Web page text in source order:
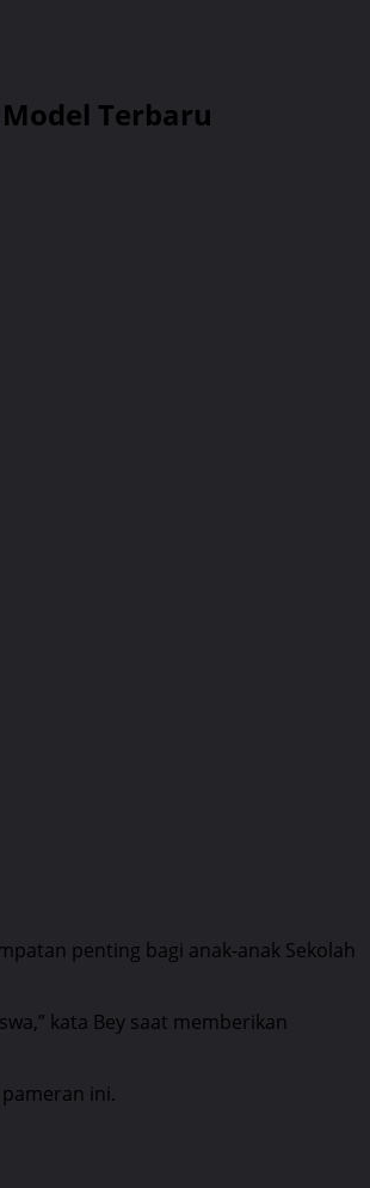
Terbaru
penting bagi anak-anak Sekolah
kata Bey saat memberikan
ini.